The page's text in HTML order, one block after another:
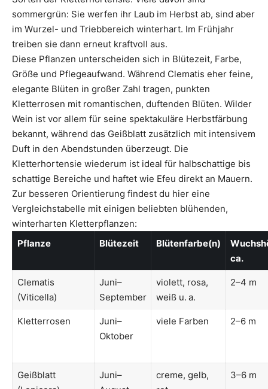
sommergrün: Sie werfen ihr Laub im Herbst ab, sind aber
im Wurzel- und Triebbereich winterhart. Im Frühjahr
treiben sie dann erneut kraftvoll aus.
Diese Pflanzen unterscheiden sich in Blütezeit, Farbe,
Größe und Pflegeaufwand. Während Clematis eher feine,
elegante Blüten in großer Zahl tragen, punkten
Kletterrosen mit romantischen, duftenden Blüten. Wilder
Wein ist vor allem für seine spektakuläre Herbstfärbung
bekannt, während das Geißblatt zusätzlich mit intensivem
Duft in den Abendstunden überzeugt. Die
Kletterhortensie wiederum ist ideal für halbschattige bis
schattige Bereiche und haftet wie Efeu direkt an Mauern.
Zur besseren Orientierung findest du hier eine
Vergleichstabelle mit einigen beliebten blühenden,
winterharten Kletterpflanzen:
Pflanze
Blütezeit Blütenfarbe(n)
ca.
Clematis
(Viticella)
Juni–
September
violett, rosa,
weiß u. a.
2–4 m
Kletterrosen
Juni–
Oktober
viele Farben 2–6 m
Geißblatt
Juni–
creme, gelb,
3–6 m